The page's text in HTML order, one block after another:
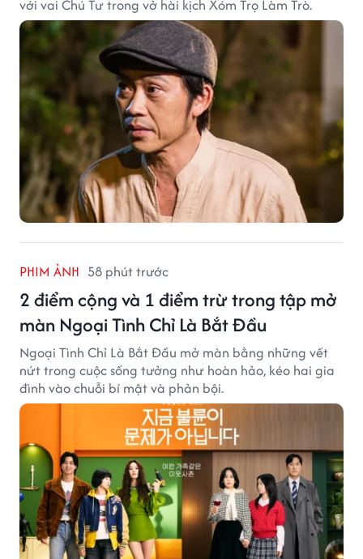
với vai Chú Tư trong vở hài kịch Xóm Trọ Làm Trò.
PHIM ẢNH 58 phút trước
2 điểm cộng và 1 điểm trừ trong tập mở
màn Ngoại Tình Chỉ Là Bắt Đầu
Ngoại Tình Chỉ Là Bắt Đầu mở màn bằng những vết
nứt trong cuộc sống tưởng như hoàn hảo, kéo hai gia
đình vào chuỗi bí mật và phản bội.